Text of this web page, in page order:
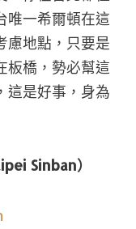
唯一希爾頓在這
慮地點，只要是
板橋，勢必幫這
這是好事，身為
Sinban）